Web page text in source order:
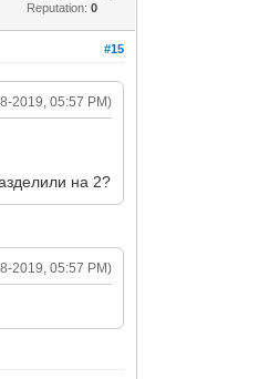
Reputation:0
#15
2019, 05:57 PM)
на 2?
2019, 05:57 PM)